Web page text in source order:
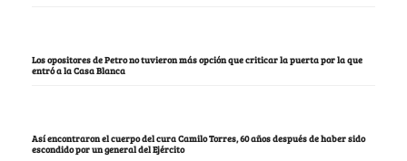
Los opositores de Petro no tuvieron más opción que criticar la puerta por la que
entró a la Casa Blanca
Así encontraron el cuerpo del cura Camilo Torres, 60 años después de haber sido
escondido por un general del Ejército